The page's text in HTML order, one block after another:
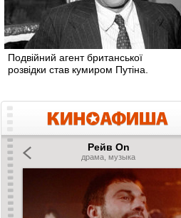
Подвійний агент британської
розвідки став кумиром Путіна.